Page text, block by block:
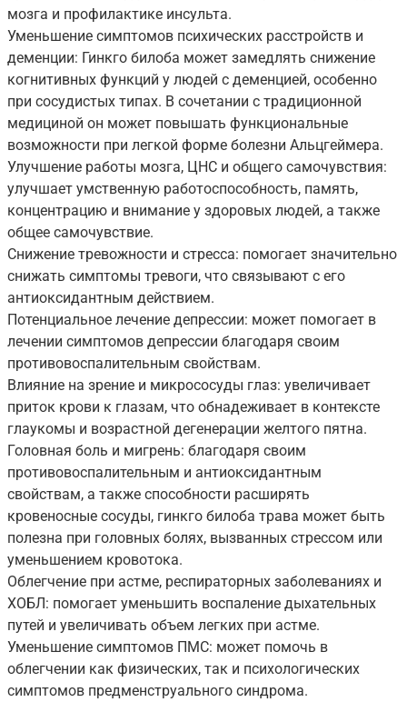
мозга и профилактике инсульта.
Уменьшение симптомов психических расстройств и
деменции: Гинкго билоба может замедлять снижение
когнитивных функций у людей с деменцией, особенно
при сосудистых типах. В сочетании с традиционной
медициной он может повышать функциональные
возможности при легкой форме болезни Альцгеймера.
Улучшение работы мозга, ЦНС и общего самочувствия:
улучшает умственную работоспособность, память,
концентрацию и внимание у здоровых людей, а также
общее самочувствие.
Снижение тревожности и стресса: помогает значительно
снижать симптомы тревоги, что связывают с его
антиоксидантным действием.
Потенциальное лечение депрессии: может помогает в
лечении симптомов депрессии благодаря своим
противовоспалительным свойствам.
Влияние на зрение и микрососуды глаз: увеличивает
приток крови к глазам, что обнадеживает в контексте
глаукомы и возрастной дегенерации желтого пятна.
Головная боль и мигрень: благодаря своим
противовоспалительным и антиоксидантным
свойствам, а также способности расширять
кровеносные сосуды, гинкго билоба трава может быть
полезна при головных болях, вызванных стрессом или
уменьшением кровотока.
Облегчение при астме, респираторных заболеваниях и
ХОБЛ: помогает уменьшить воспаление дыхательных
путей и увеличивать объем легких при астме.
Уменьшение симптомов ПМС: может помочь в
облегчении как физических, так и психологических
симптомов предменструального синдрома.